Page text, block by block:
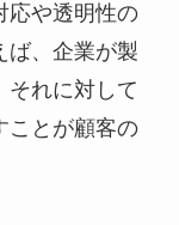
応や透明性の
ば、企業が製
それに対して
ことが顧客の